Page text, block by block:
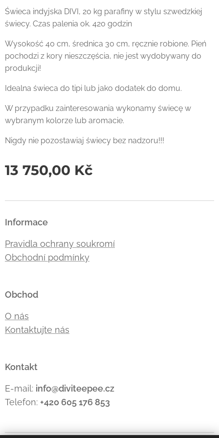
Świeca indyjska DIVI, 20 kg parafiny w stylu szwedzkiej
świecy. Czas palenia ok. 420 godzin
Wysokość 40 cm, średnica 30 cm, ręcznie robione. Pień
pochodzi z kory nieszczęścia, nie jest wydobywany do
produkcji!
Idealna świeca do tipi lub jako dodatek do domu.
W przypadku zainteresowania wykonamy świecę w
wybranym kolorze lub aromacie.
Nigdy nie pozostawiaj świecy bez nadzoru!!!
13 750,00 Kč
Informace
Pravidla ochrany soukromí
Obchodní podmínky
Obchod
O nás
Kontaktujte nás
Kontakt
E-mail: info@diviteepee.cz
Telefon: +420 605 176 853